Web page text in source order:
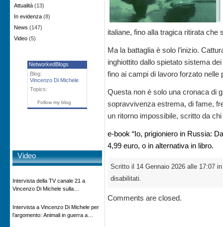
Attualità (13)
In evidenza (8)
News (147)
Video (5)
NetworkedBlogs
Blog:
Vincenzo Di Michele
Topics:
Follow my blog
Video
Intervista della TV canale 21 a
Vincenzo Di Michele sulla
Intervista a Vincenzo Di Michele per
l’argomento: Animali in guerra a
italiane, fino alla tragica ritirata che
Ma la battaglia è solo l’inizio.
inghiottito dallo spietato sistema
fino ai campi di lavoro forzato nelle
Questa non è solo una cronaca di
sopravvivenza estrema, di fame,
un ritorno impossibile, scritto da
e-book “Io, prigioniero in Russia:
4,99 euro, o in alternativa in libro.
Scritto il 14 Gennaio 2026 alle 17:07
disabilitati.
Comments are closed.